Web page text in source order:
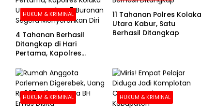
HUKUM & KRIMINAL
4 Tahanan Berhasil
Ditangkap di Hari
Pertama, Kapolres
Buronan Segera
Menyerahkan Diri
11 Tahanan Polres Kolaka
Utara Kabur, Satu
Berhasil Ditangkap
HUKUM & KRIMINAL HUKUM & KRIMINAL